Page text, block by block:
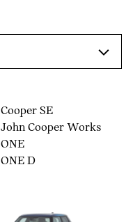
Cooper SE
John Cooper Works
ONE
ONE D